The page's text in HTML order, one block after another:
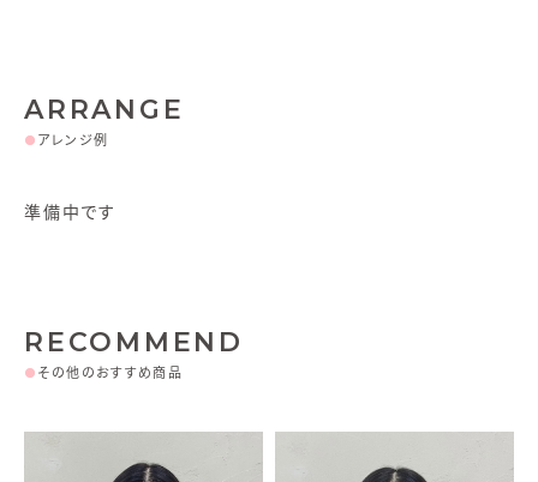
ARRANGE
● アレンジ例
準備中です
RECOMMEND
● その他のおすすめ商品